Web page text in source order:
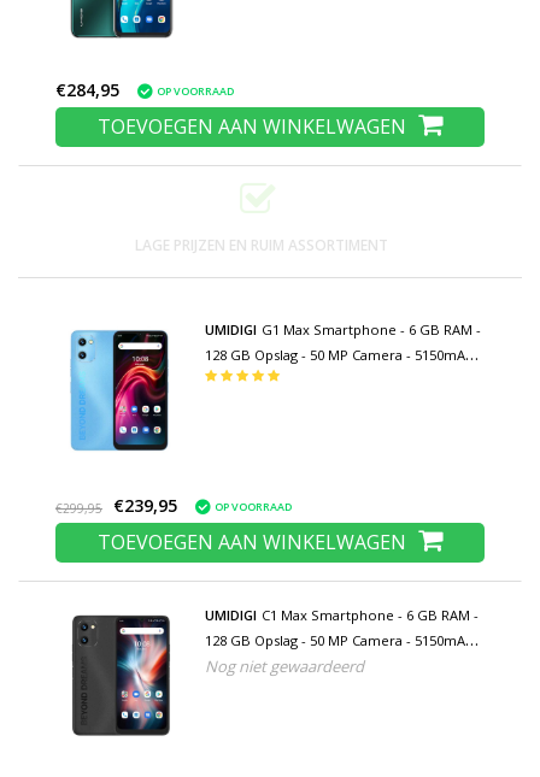
€284,95 OP VOORRAAD
TOEVOEGEN AAN WINKELWAGEN
LAGE PRIJZEN EN RUIM ASSORTIMENT
UMIDIGI G1 Max Smartphone - 6 GB RAM -
128 GB Opslag - 50 MP Camera - 5150mAh
Batterij - Nieuwstaat - 3 Jaar Garantie -
€299,95 €239,95 OP VOORRAAD
TOEVOEGEN AAN WINKELWAGEN
UMIDIGI C1 Max Smartphone - 6 GB RAM -
128 GB Opslag - 50 MP Camera - 5150mAh
Batterij - Nieuwstaat - 3 Jaar Garantie -
Nog niet gewaardeerd